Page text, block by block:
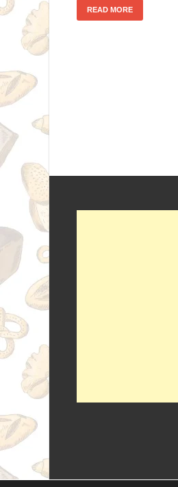
READ MORE